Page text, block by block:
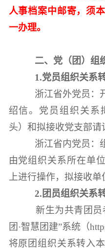
人事档案中邮寄，须
一办理。
二、党（团）组
1.党员组织关系
浙江省外党员：
绍信。党员组织关系
头）和拟接收党支部请
浙江省内党员：
由党组织关系所在单
上进行操作，拟接收单
2.团员组织关系
新生为共青团员
团·智慧团建”系统（
将原团组织关系转入